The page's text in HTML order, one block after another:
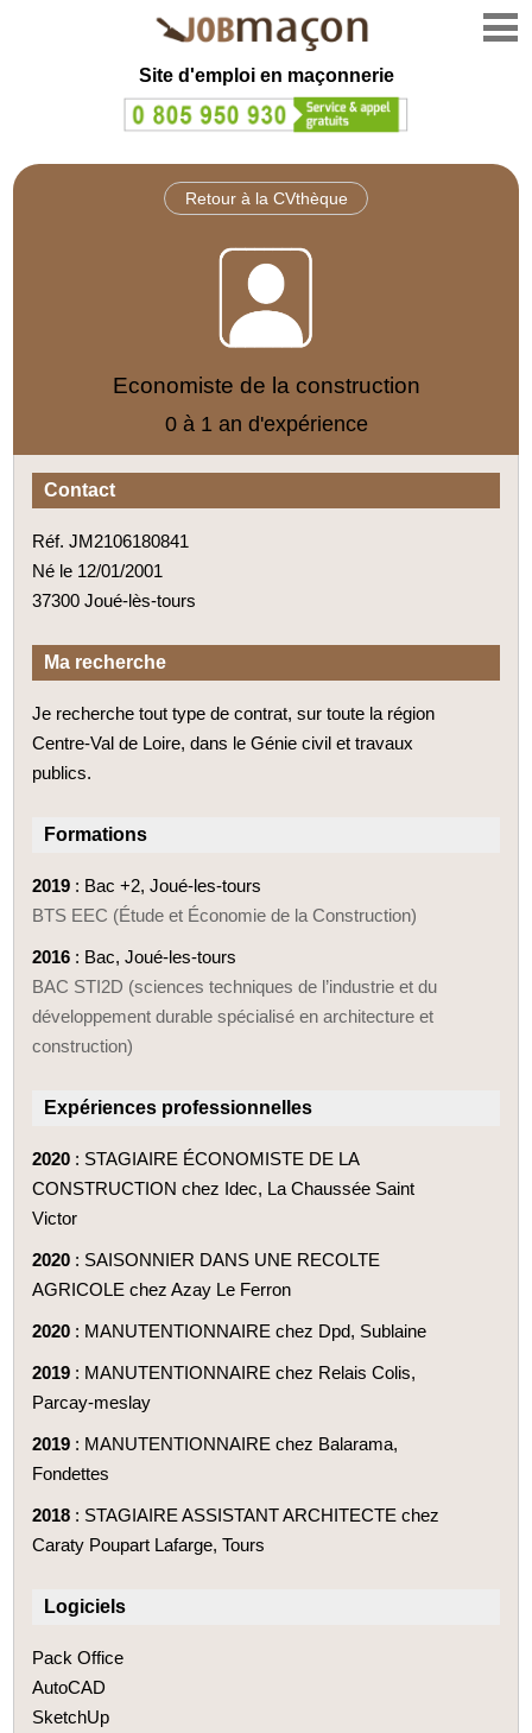
Site d'emploi en maçonnerie
Retour à la CVthèque
Economiste de la construction
0 à 1 an d'expérience
Contact
Réf. JM2106180841
Né le 12/01/2001
37300 Joué-lès-tours
Ma recherche
Je recherche tout type de contrat, sur toute la région
Centre-Val de Loire, dans le Génie civil et travaux
publics.
Formations
2019 : Bac +2, Joué-les-tours
BTS EEC (Étude et Économie de la Construction)
2016 : Bac, Joué-les-tours
BAC STI2D (sciences techniques de l’industrie et du
développement durable spécialisé en architecture et
construction)
Expériences professionnelles
2020 : STAGIAIRE ÉCONOMISTE DE LA
CONSTRUCTION chez Idec, La Chaussée Saint
Victor
2020 : SAISONNIER DANS UNE RECOLTE
AGRICOLE chez Azay Le Ferron
2020 : MANUTENTIONNAIRE chez Dpd, Sublaine
2019 : MANUTENTIONNAIRE chez Relais Colis,
Parcay-meslay
2019 : MANUTENTIONNAIRE chez Balarama,
Fondettes
2018 : STAGIAIRE ASSISTANT ARCHITECTE chez
Caraty Poupart Lafarge, Tours
Logiciels
Pack Office
AutoCAD
SketchUp